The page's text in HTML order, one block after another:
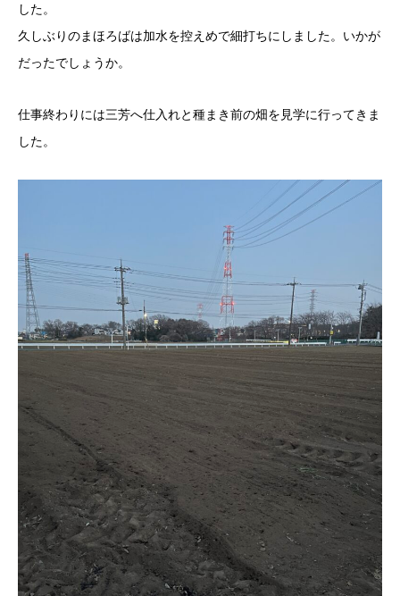
した。
久しぶりのまほろばは加水を控えめで細打ちにしました。いかが
だったでしょうか。
仕事終わりには三芳へ仕入れと種まき前の畑を見学に行ってきま
した。